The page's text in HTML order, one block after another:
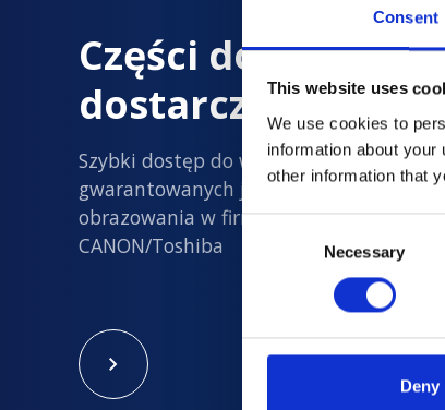
Consent
This website uses
We use cookies to
information about
other information that
Consent
Necessary
Deny
Części do
dostarczane z
Szybki dostęp do wszystkich nowych i
gwarantowanych jakości używanych
obrazowania w firmach Philips,
CANON/Toshiba